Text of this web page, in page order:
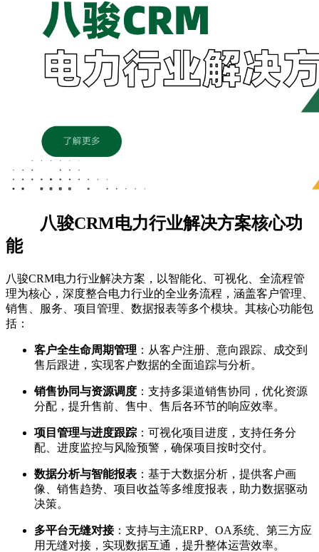
八骏CRM电力行业解决方案核心功
能
八骏CRM电力行业解决方案，以智能化、可视化、全流程管
理为核心，深度整合电力行业的全业务流程，涵盖客户管理、
销售、服务、项目管理、数据报表等多个模块。其核心功能包
括：
客户全生命周期管理 ：从客户注册、意向跟踪、成交到
售后跟进，实现客户数据的全面追踪与分析。
销售协同与资源调度 ：支持多渠道销售协同，优化资源
分配，提升售前、售中、售后各环节的响应效率。
项目管理与进度跟踪 ：可视化项目进度，支持任务分
配、进度监控与风险预警，确保项目按时交付。
数据分析与智能报表 ：基于大数据分析，提供客户画
像、销售趋势、项目收益等多维度报表，助力数据驱动
决策。
多平台无缝对接：支持与主流ERP、OA系统、第三方应
用无缝对接，实现数据互通，提升整体运营效率。